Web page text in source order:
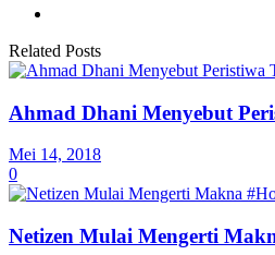
Related Posts
Ahmad Dhani Menyebut
Mei 14, 2018
0
Netizen Mulai Mengerti